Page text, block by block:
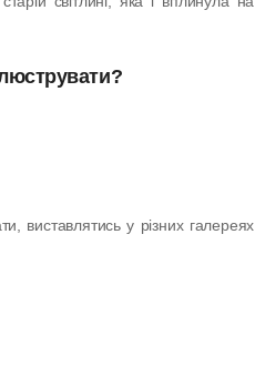
виставлятись у різних галереях